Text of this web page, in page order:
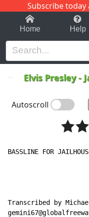
Subscribe today
1-9 C
Home Help
Elvis Presley-
Autoscroll
BASSLINE FOR
Transcribed by